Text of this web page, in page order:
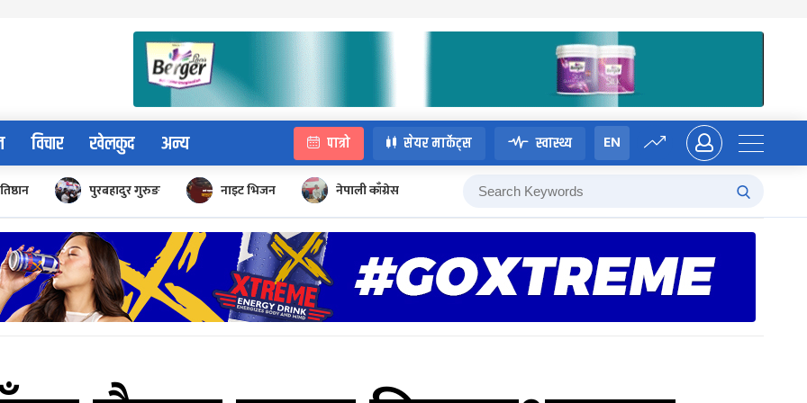
विचार खेलकुद अन्य पात्रो सेयर मार्केट्स स्वास्थ्य EN
पुरबहादुर गुरुङ नाइट भिजन नेपाली काँग्रेस